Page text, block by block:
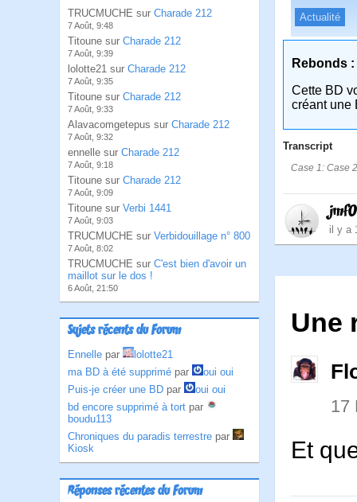
TRUCMUCHE sur Charade 212
7 Août, 9:48
Titoune sur Charade 212
7 Août, 9:39
lolotte21 sur Charade 212
7 Août, 9:35
Titoune sur Charade 212
7 Août, 9:33
Alavacomgetepus sur Charade 212
7 Août, 9:32
ennelle sur Charade 212
7 Août, 9:18
Titoune sur Charade 212
7 Août, 9:09
Titoune sur Verbi 1441
7 Août, 9:03
TRUCMUCHE sur Verbidouillage n° 800
7 Août, 8:02
TRUCMUCHE sur C'est bien d'avoir un
maillot sur le dos !
6 Août, 21:50
Sujets récents du Forum
Ennelle par
lolotte21
ma BD à été supprimé par
oui oui
Puis-je créer une BD par
oui oui
bd encore supprimé à tort par
boudu113
Chroniques du paradis terrestre par
Kiosk
Réponses récentes du Forum
Actualité
Rebonds :
Cette BD
créant une
Transcript
Case 1: Case
il y a
Une
17
Et